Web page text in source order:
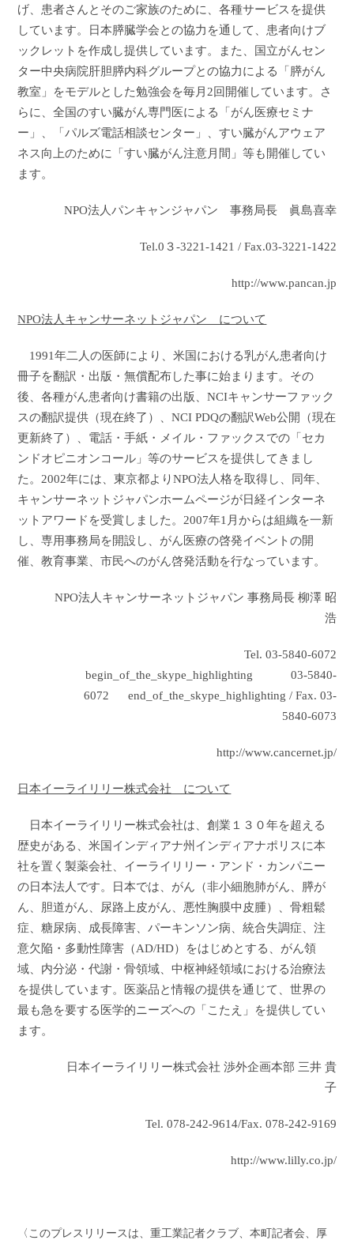
げ、患者さんとそのご家族のために、各種サービスを提供
しています。日本膵臓学会との協力を通して、患者向けブ
ックレットを作成し提供しています。また、国立がんセン
ター中央病院肝胆膵内科グループとの協力による「膵がん
教室」をモデルとした勉強会を毎月 2回開催しています。さ
らに、全国のすい臓がん専門医による「がん医療セミナ
ー」、「パルズ電話相談センター」、すい臓がんアウェア
ネス向上のために「すい臓がん注意月間」等も開催してい
ます。
NPO法人パンキャンジャパン 事務局長 眞島喜幸
Tel.0 ３-3221-1421 / Fax.03-3221-1422
http://www.pancan.jp
NPO法人キャンサーネットジャパン について
1991年二人の医師により、米国における乳がん患者向け
冊子を翻訳・出版・無償配布した事に始まります。その
後、各種がん患者向け書籍の出版、NCIキャンサーファック
スの翻訳提供（現在終了）、NCI PDQの翻訳Web公開（現在
更新終了）、電話・手紙・メイル・ファックスでの「セカ
ンドオピニオンコール」等のサービスを提供してきまし
た。 2002年には、東京都よりNPO法人格を取得し、同年、
キャンサーネットジャパンホームページが日経インターネ
ットアワードを受賞しました。 2007年1 月からは組織を一新
し、専用事務局を開設し、がん医療の啓発イベントの開
催、教育事業、市民へのがん啓発活動を行なっています。
NPO法人キャンサーネットジャパン 事務局長 柳澤 昭
浩
Tel. 03-5840-6072
begin_of_the_skype_highlighting
03-5840-
6072
end_of_the_skype_highlighting / Fax. 03-
5840-6073
http://www.cancernet.jp/
日本イーライリリー株式会社 について
日本イーライリリー株式会社は、創業１３０年を超える
歴史がある、米国インディアナ州インディアナポリスに本
社を置く製薬会社、イーライリリー・アンド・カンパニー
の日本法人です。日本では、がん（非小細胞肺がん、膵が
ん、胆道がん、尿路上皮がん、悪性胸膜中皮腫）、骨粗鬆
症、糖尿病、成長障害、パーキンソン病、統合失調症、注
意欠陥・多動性障害（AD/HD）をはじめとする、がん領
域、内分泌・代謝・骨領域、中枢神経領域における治療法
を提供しています。医薬品と情報の提供を通じて、世界の
最も急を要する医学的ニーズへの「こたえ」を提供してい
ます。
日本イーライリリー株式会社 渉外企画本部 三井 貴
子
Tel. 078-242-9614/Fax. 078-242-9169
http://www.lilly.co.jp/
〈このプレスリリースは、重工業記者クラブ、本町記者会、厚